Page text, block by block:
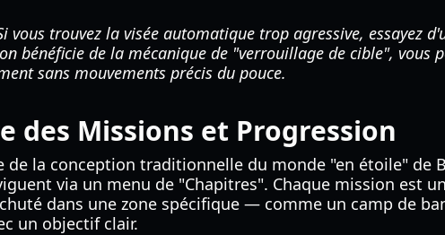
vous trouvez la visée automatique trop agressive, essayez
bénéficie de la mécanique de "verrouillage de cible", vous
sans mouvements précis du pouce.
des Missions et Progression
de la conception traditionnelle du monde "en étoile" de
via un menu de "Chapitres". Chaque mission est
dans une zone spécifique — comme un camp de
un objectif clair.